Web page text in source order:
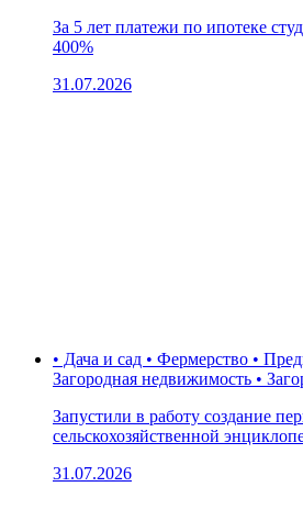
За 5 лет платежи по ипотеке
400%
31.07.2026
• Дача и сад • Фермерство •
Загородная недвижимость •
Запустили в работу создание
сельскохозяйственной
31.07.2026